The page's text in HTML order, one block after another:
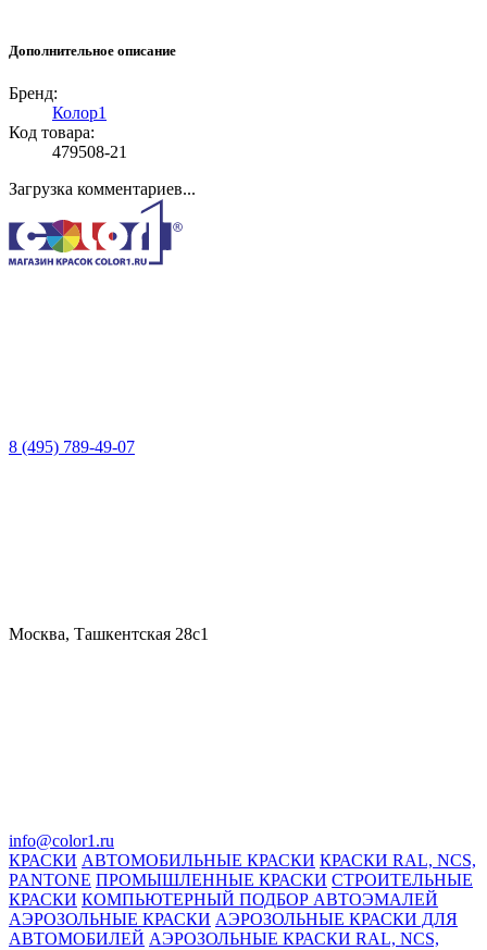
Дополнительное описание
Бренд:
Колор1
Код товара:
479508-21
Загрузка комментариев...
8 (495) 789-49-07
Москва, Ташкентская 28с1
info@color1.ru
КРАСКИ АВТОМОБИЛЬНЫЕ КРАСКИ КРАСКИ RAL, NCS,
PANTONE ПРОМЫШЛЕННЫЕ КРАСКИ СТРОИТЕЛЬНЫЕ
КРАСКИ КОМПЬЮТЕРНЫЙ ПОДБОР АВТОЭМАЛЕЙ
АЭРОЗОЛЬНЫЕ КРАСКИ АЭРОЗОЛЬНЫЕ КРАСКИ ДЛЯ
АВТОМОБИЛЕЙ АЭРОЗОЛЬНЫЕ КРАСКИ RAL, NCS,